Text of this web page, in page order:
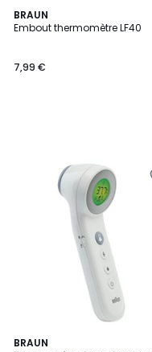
BRAUN
Embout thermomètre LF40
€.
7,99 €
BRAUN
4,7